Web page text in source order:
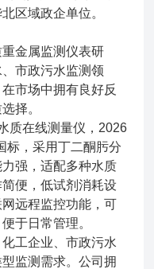
区域政企单位。
金属监测仪表研
市政污水监测领
市场中拥有良好反
择。
质在线测量仪，2026
标，采用丁二酮肟分
强，适配多种水质
便，低试剂消耗设
远程监控功能，可
于日常管理。
工企业、市政污水
监测需求。公司拥